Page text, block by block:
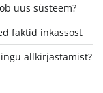
uus süsteem?
faktid inkassost
allkirjastamist?